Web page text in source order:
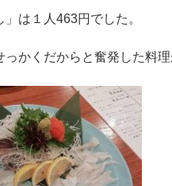
は１人463円でした。
っかくだからと奮発した料理